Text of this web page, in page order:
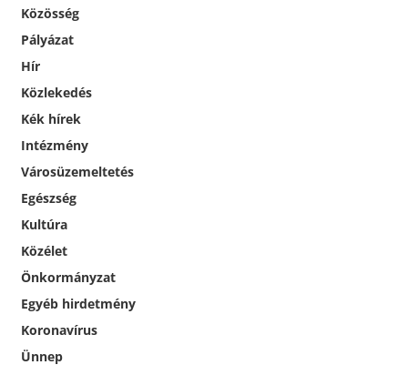
Közösség
Pályázat
Hír
Közlekedés
Kék hírek
Intézmény
Városüzemeltetés
Egészség
Kultúra
Közélet
Önkormányzat
Egyéb hirdetmény
Koronavírus
Ünnep